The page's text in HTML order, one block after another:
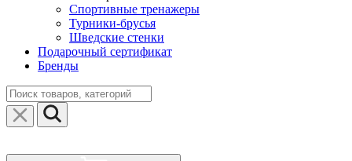
Спортивные тренажеры
Турники-брусья
Шведские стенки
Подарочный сертификат
Бренды